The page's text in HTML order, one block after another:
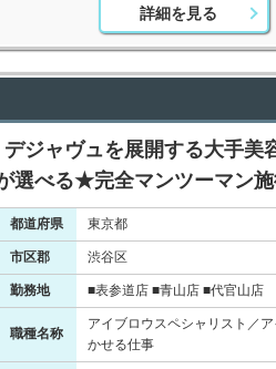
詳細を見る
デジャヴュを展開する大手美
選べる★完全マンツーマン
都道府県 東京都
市区郡 渋谷区
勤務地 ■表参道店 ■青山店 ■代官山店
職種名称
アイブロウスペシャリスト／
かせる仕事